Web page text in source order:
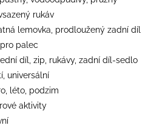
rukáv
lemovka, prodloužený zadní díl
palec
díl, zip, rukávy, zadní díl-sedlo
universální
léto, podzim
aktivity